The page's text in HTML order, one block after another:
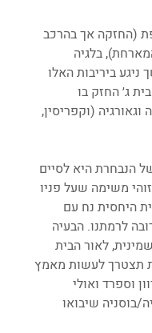
(החזקה אך בהרכב
בלגיה
ביריבות האלו
ג׳ החזק בו
(וקפריסין,
הנבחרת היא לסיים
משימה שעל פניו
היחסית נח עם
לרמתנו. הבעיה
לאור הבית
תצטרך לעשות מאמץ
להמנע מיוון וספרד ואולי
בוסניה שיבואו